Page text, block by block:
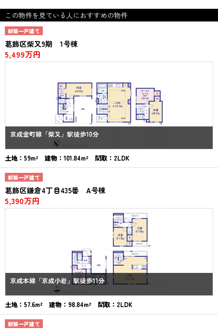
この物件を見ている人におすすめの物件
新築一戸建て
葛飾区柴又9期 1号棟
5,499万円
京成金町線「柴又」駅徒歩10分
土地：59m² 建物：101.84m² 間取：2LDK
新築一戸建て
葛飾区鎌倉4丁目435番 A号棟
5,390万円
京成本線「京成小岩」駅徒歩11分
土地：57.6m² 建物：98.84m² 間取：2LDK
新築一戸建て